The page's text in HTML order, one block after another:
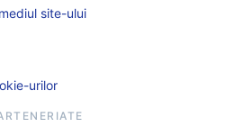
site-ului
urilor